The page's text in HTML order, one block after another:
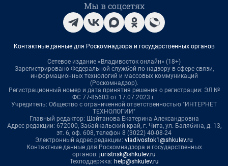
Мы в соцсетях
Контактные данные для Роскомнадзора и государственных органов
Сетевое издание «Владивосток онлайн» (18+)
Зарегистрировано Федеральной службой по надзору в сфере связи,
информационных технологий и массовых коммуникаций
(Роскомнадзор).
Регистрационный номер и дата принятия решения о регистрации: ЭЛ №
ФС 77-85603 от 17.07.2023 г.
Учредитель: Общество с ограниченной ответственностью "ИНТЕРНЕТ
ТЕХНОЛОГИИ"
Главный редактор: Шайтанова Екатерина Александровна
Адрес редакции: 672000, Забайкальский край, г. Чита, ул. Балябина, д. 13,
эт. 6, оф. 608, телефон 8 (3022) 40-08-24
Электронный адрес редакции: vladivostok1@shkulev.ru
Контактные данные для Роскомнадзора и государственных
органов: juristnsk@shkulev.ru
Техподдержка: help@shkulev.ru